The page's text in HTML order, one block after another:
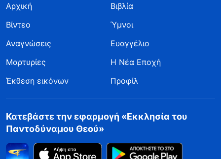
Αρχική
Βιβλία
Βίντεο
Ύμνοι
Αναγνώσεις
Ευαγγέλιο
Μαρτυρίες
Η Νέα Εποχή
Έκθεση εικόνων
Προφίλ
Κατεβάστε την εφαρμογή «Εκκλησία του
Παντοδύναμου Θεού»